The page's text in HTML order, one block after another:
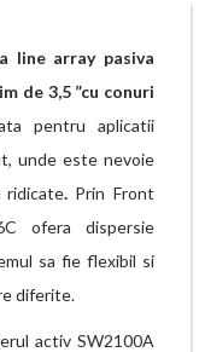
line array pasiva
de 3,5 ”cu conuri
pentru aplicatii
unde este nevoie
. Prin Front
ofera dispersie
sa fie flexibil si
diferite.
activ SW2100A